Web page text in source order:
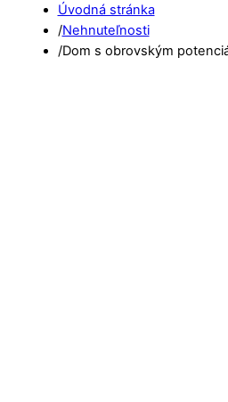
Úvodná stránka
/Nehnuteľnosti
/Dom s obrovským